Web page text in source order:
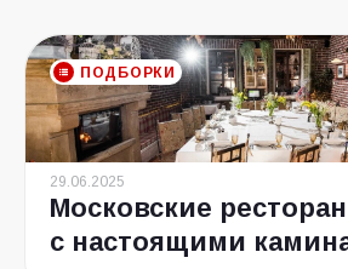
ПОДБОРКИ
29.06.2025
Московские
с настоящими